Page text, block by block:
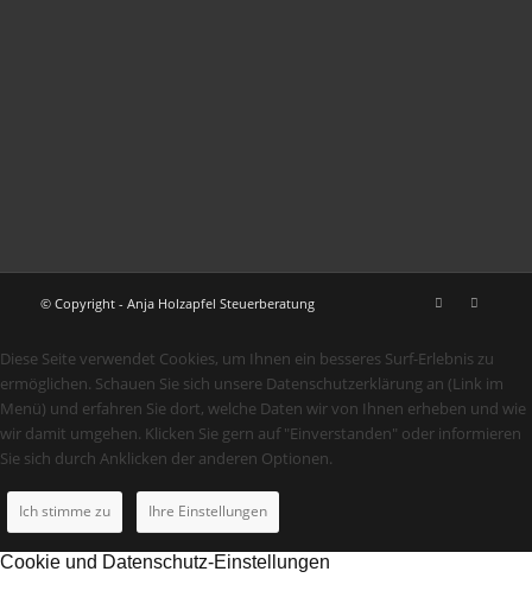
© Copyright - Anja Holzapfel Steuerberatung
Diese Seite verwendet Cookies, um Ihnen ein besseres Surf-Erlebnis zu
ermöglichen. Schauen Sie sich unsere Datenschutzerklärung an (Link im
Menü) und erfahren Sie dort, welche Daten wir von Ihnen erheben und wie
wir damit umgehen. Klicken Sie gern auf "Einverstanden" oder informieren
Sie sich durch Anklicken der anderen Optionen.
Ich stimme zu Ihre Einstellungen
Cookie und Datenschutz-Einstellungen